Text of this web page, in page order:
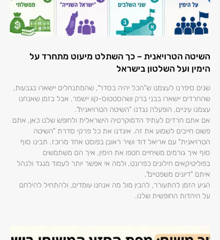
השיטה הטרויאנית – כך השתלט מיעוט מתחרד על
הימין ועל השלטון בישראל
שנים סיפרנו לעצמנו ש"הכל יהיה בסדר", שהמתנחלים יישארו בגבעות,
שהחרדים יישארו בבני ברק ושהסטטוס-קוו יישמר. אבל בזמן שאנחנו
עצמנו עיניים, הופעלה נגדנו "השיטה הטרויאנית".
אם אתם חרדים לעתיד הדמוקרטיה הישראלית ולחופש שלנו כאן, אתם
פשוט חייבים לשמוע את זה. איגדנו את כל פרקי סדרת "השיטה
הטרויאנית" עם אריאל דוד ושיר ראובן בפוסט אחד מרוכז. תבינו סוף
סוף איך גורמים משיחיים חטפו את הימין, איך הם משתמשים
בפוליטיקאים חילונים כפרונט, ולמה אי אפשר יותר לעמוד מנגד ולנהל
איתם "דיונים משפטיים".
הגיע הזמן להתעורר, להבין מול מה אנחנו עומדים, ולהתחיל להילחם
על היהדות החופשית שלנו.